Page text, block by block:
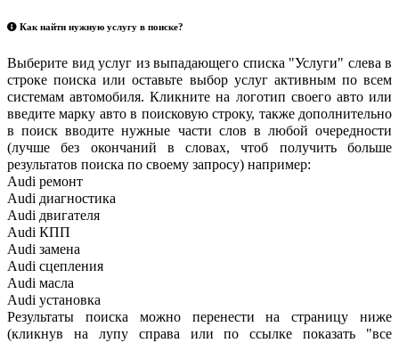
Как найти нужную услугу в поиске?
Выберите вид услуг из выпадающего списка "Услуги" слева в
строке поиска или оставьте выбор услуг активным по всем
системам автомобиля. Кликните на логотип своего авто или
введите марку авто в поисковую строку, также дополнительно
в поиск вводите нужные части слов в любой очередности
(лучше без окончаний в словах, чтоб получить больше
результатов поиска по своему запросу) например:
Audi ремонт
Audi диагностика
Audi двигателя
Audi КПП
Audi замена
Audi сцепления
Audi масла
Audi установка
Результаты поиска можно перенести на страницу ниже
(кликнув на лупу справа или по ссылке показать "все